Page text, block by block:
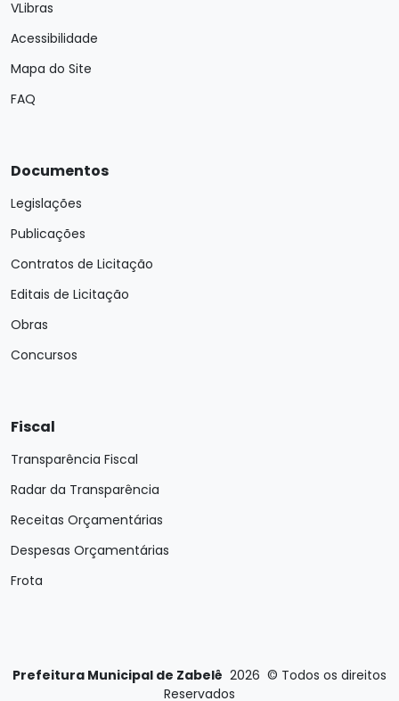
VLibras
Acessibilidade
Mapa do Site
FAQ
Documentos
Legislações
Publicações
Contratos de Licitação
Editais de Licitação
Obras
Concursos
Fiscal
Transparência Fiscal
Radar da Transparência
Receitas Orçamentárias
Despesas Orçamentárias
Frota
Prefeitura Municipal de Zabelê 2026 © Todos os direitos
Reservados